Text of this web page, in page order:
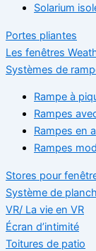
Solarium
Portes pliantes
Les fenêtres
Systèmes de
Rampe à
Rampes
Rampes en
Rampes
Stores pour
Système de
VR/ La vie en VR
Écran d’intimité
Toitures de patio